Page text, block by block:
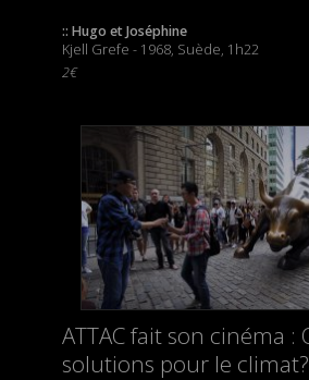
:: Hugo et Joséphine
Kjell Grefe - 1968, Suède, 1h22
2€
ATTAC fait son cinéma :
solutions pour le climat?